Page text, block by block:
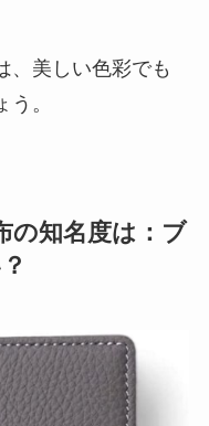
、美しい色彩でも
。
の知名度は：ブ